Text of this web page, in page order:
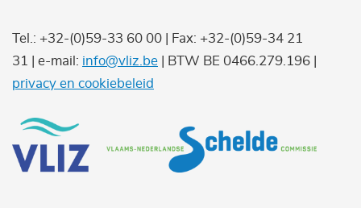
Tel.: +32-(0)59-33 60 00 | Fax: +32-(0)59-34 21
31 | e-mail: info@vliz.be | BTW BE 0466.279.196 |
privacy en cookiebeleid